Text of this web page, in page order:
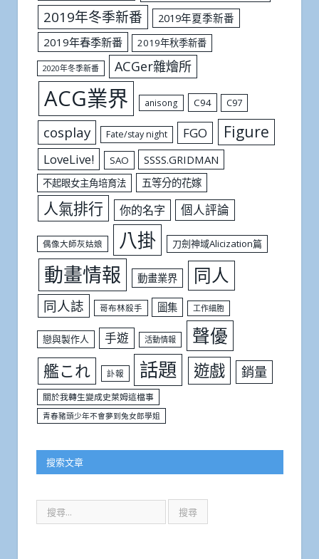
2019年冬季新番
2019年夏季新番
2019年春季新番
2019年秋季新番
2020年冬季新番 ACGer雜燴所
ACG業界 anisong C94 C97
cosplay Fate/stay night FGO Figure
LoveLive! SAO SSSS.GRIDMAN
不起眼女主角培育法 五等分的花嫁
人氣排行 你的名字 個人評論
偶像大師灰姑娘 八掛 刀劍神域Alicization篇
動畫情報 動畫業界 同人
同人誌 哥布林殺手 圖集 工作細胞
戀與製作人 手遊 活動情報 聲優
艦これ 訃報 話題 遊戲 銷量
關於我轉生變成史萊姆這檔事
青春豬頭少年不會夢到兔女郎學姐
搜索文章